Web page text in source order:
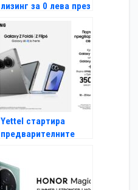
лизинг за 0 лева през
първите 3 месеца от
Yettel
Yettel стартира
предварителните
Galaxy Z Fold6 5G и
Galaxy Z Flip6 5G